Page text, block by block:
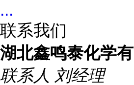
...
联系我们
湖北鑫鸣泰化学
联系人 刘经理